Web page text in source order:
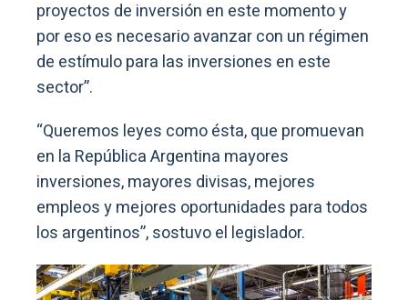
proyectos de inversión en este momento y
por eso es necesario avanzar con un régimen
de estímulo para las inversiones en este
sector”.
“Queremos leyes como ésta, que promuevan
en la República Argentina mayores
inversiones, mayores divisas, mejores
empleos y mejores oportunidades para todos
los argentinos”, sostuvo el legislador.